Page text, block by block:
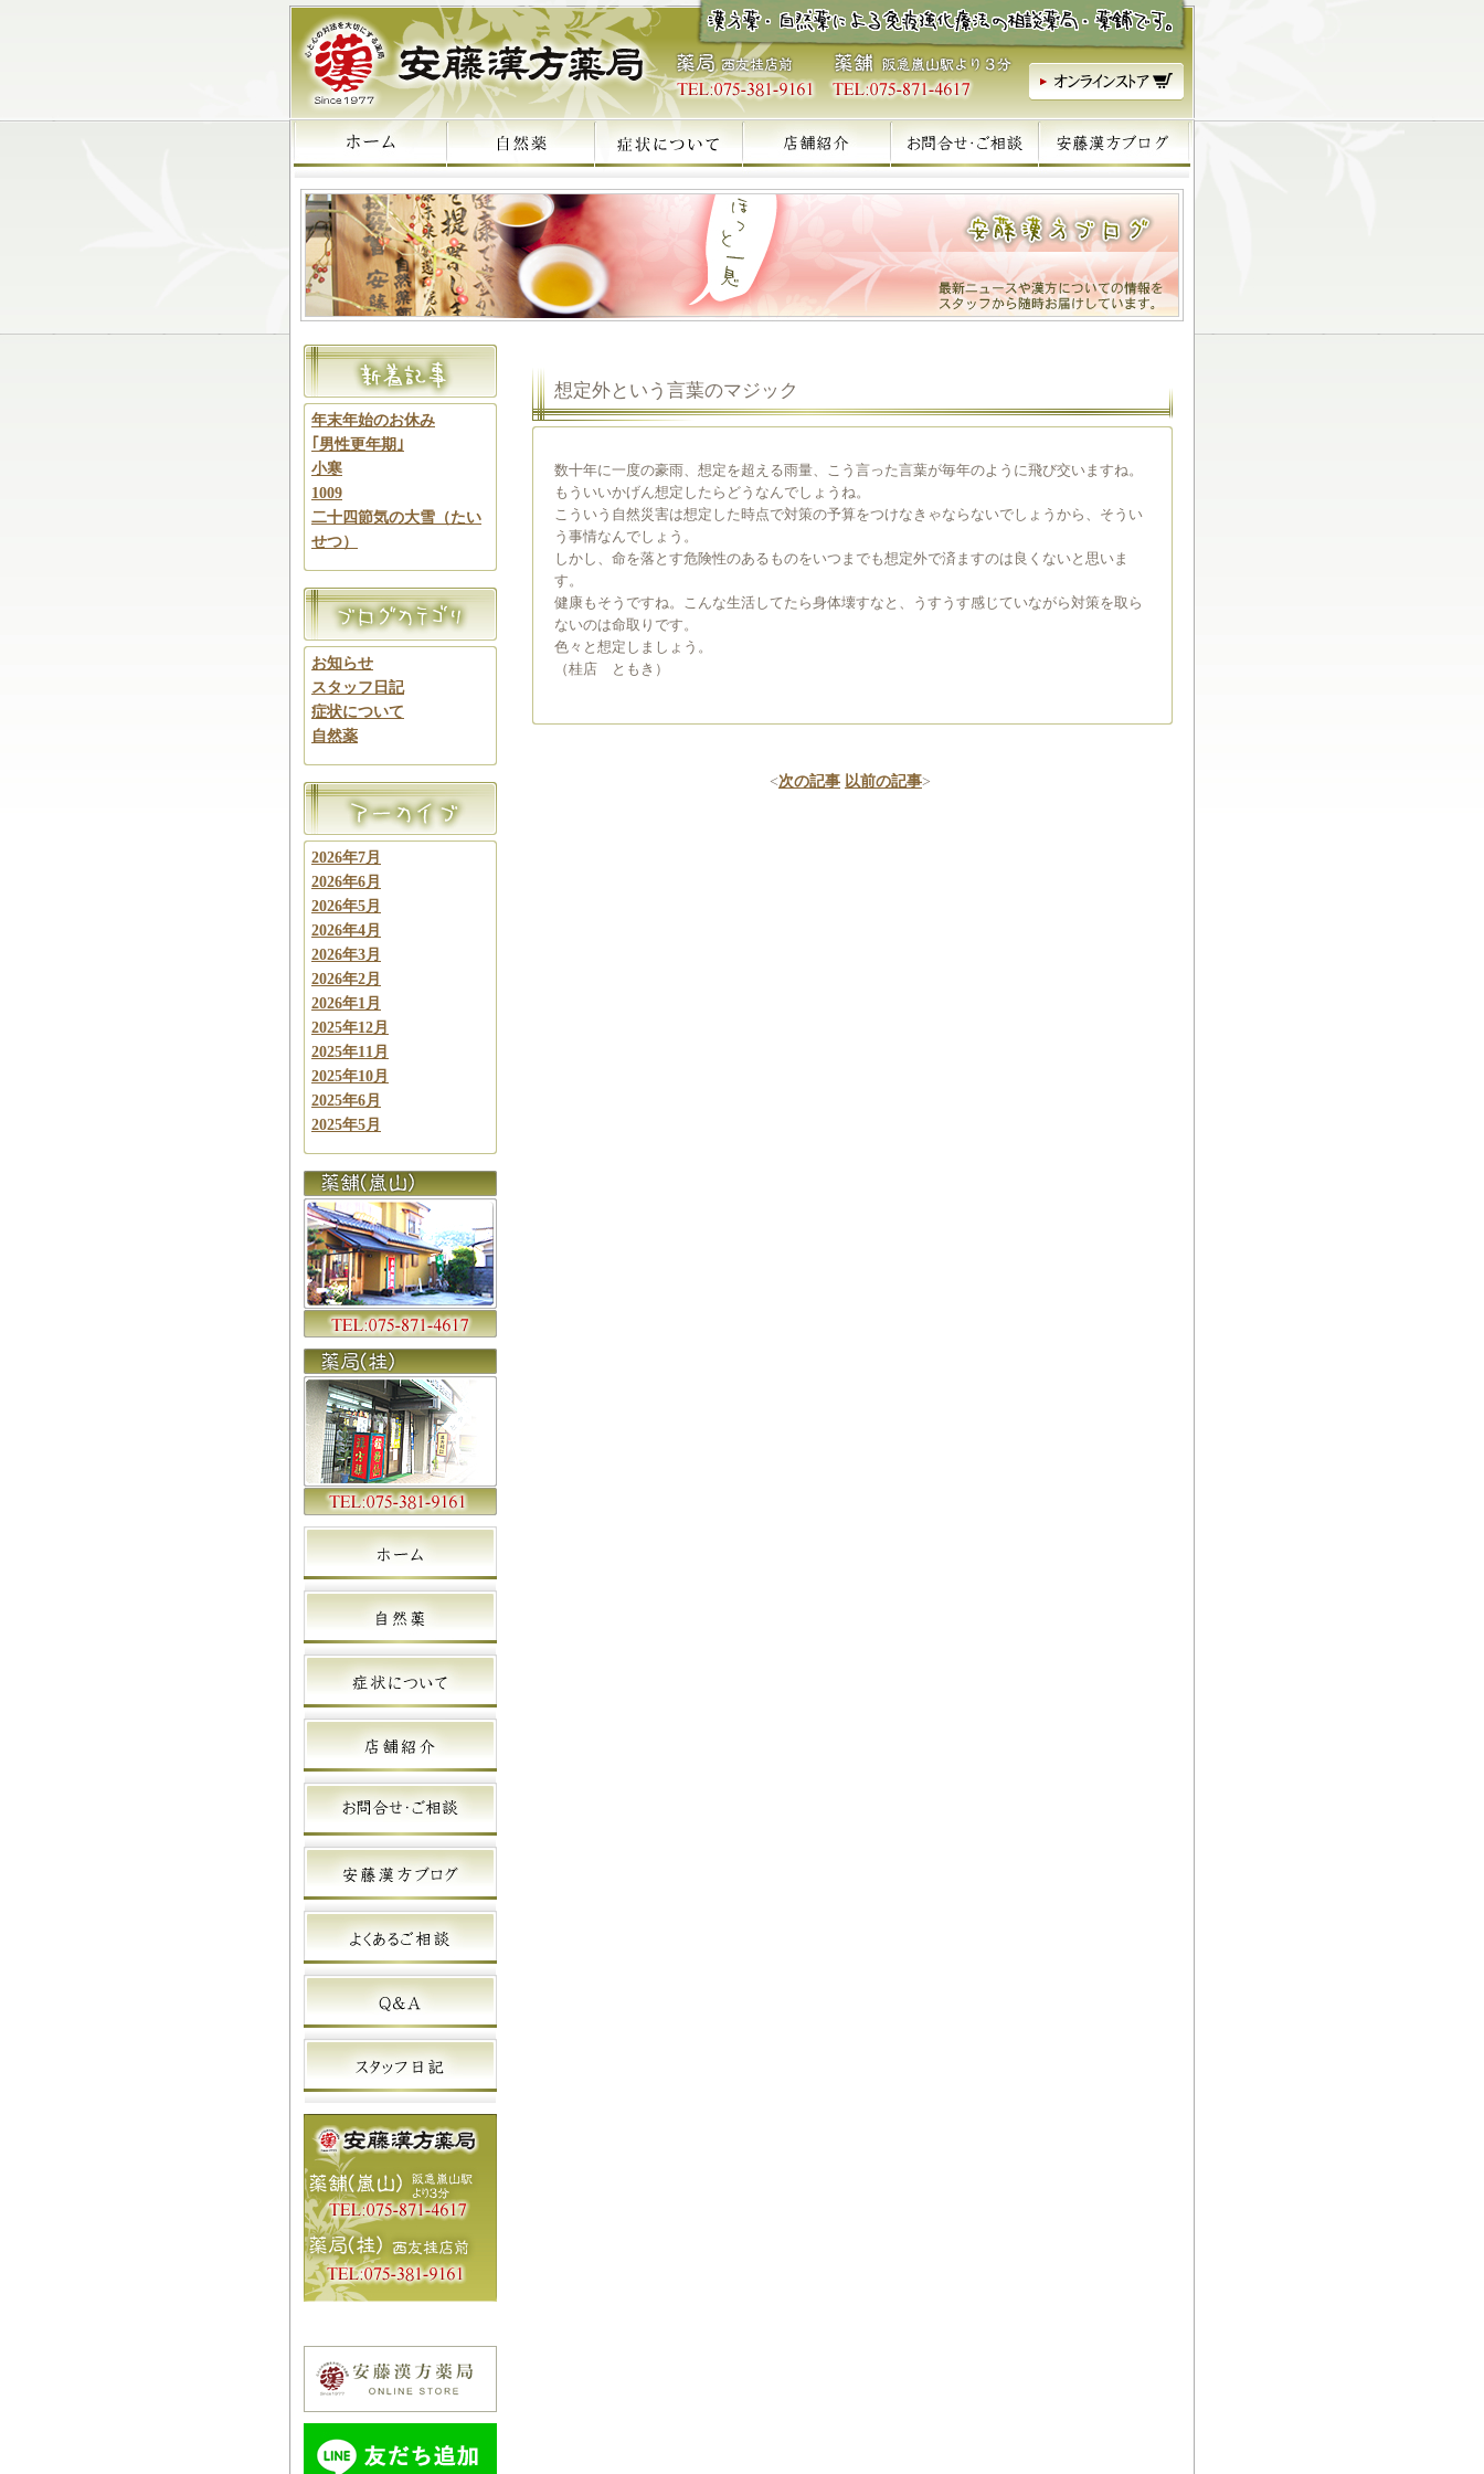
想定外という言葉のマジック
数十年に一度の豪雨、想定を超える雨量、こう言った言葉が毎年のように飛び交いますね。
もういいかげん想定したらどうなんでしょうね。
こういう自然災害は想定した時点で対策の予算をつけなきゃならないでしょうから、そうい
う事情なんでしょう。
しかし、命を落とす危険性のあるものをいつまでも想定外で済ますのは良くないと思いま
す。
健康もそうですね。こんな生活してたら身体壊すなと、うすうす感じていながら対策を取ら
ないのは命取りです。
色々と想定しましょう。
（桂店 ともき）
<次の記事 以前の記事>
年末年始のお休み
｢男性更年期｣
小寒
1009
二十四節気の大雪（たい
せつ）
お知らせ
スタッフ日記
症状について
自然薬
2026年7月
2026年6月
2026年5月
2026年4月
2026年3月
2026年2月
2026年1月
2025年12月
2025年11月
2025年10月
2025年6月
2025年5月